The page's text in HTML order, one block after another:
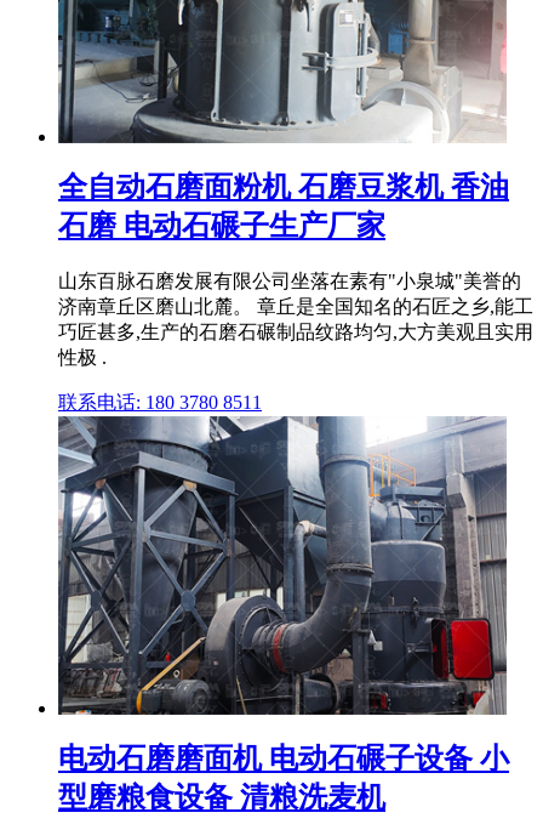
全自动石磨面粉机 石磨豆浆机 香油
石磨 电动石碾子生产厂家
山东百脉石磨发展有限公司坐落在素有"小泉城"美誉的
济南章丘区磨山北麓。 章丘是全国知名的石匠之乡,能工
巧匠甚多,生产的石磨石碾制品纹路均匀,大方美观且实用
性极 .
联系电话: 180 3780 8511
电动石磨磨面机 电动石碾子设备 小
型磨粮食设备 清粮洗麦机